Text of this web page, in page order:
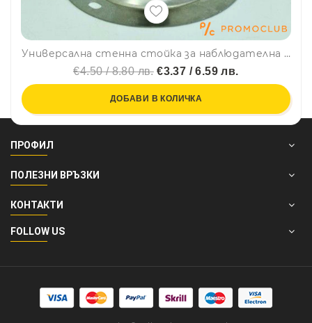
Универсална стенна стойка за наблюдателна камера - всички посоки/14676
€4.50 / 8.80 лв.€3.37 / 6.59 лв.
ДОБАВИ В КОЛИЧКА
ПРОФИЛ
ПОЛЕЗНИ ВРЪЗКИ
КОНТАКТИ
FOLLOW US